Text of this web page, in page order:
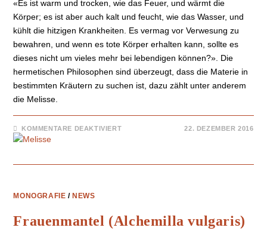
«Es ist warm und trocken, wie das Feuer, und wärmt die
Körper; es ist aber auch kalt und feucht, wie das Wasser, und
kühlt die hitzigen Krankheiten. Es vermag vor Verwesung zu
bewahren, und wenn es tote Körper erhalten kann, sollte es
dieses nicht um vieles mehr bei lebendigen können?». Die
hermetischen Philosophen sind überzeugt, dass die Materie in
bestimmten Kräutern zu suchen ist, dazu zählt unter anderem
die Melisse.
KOMMENTARE DEAKTIVIERT 22. DEZEMBER 2016
MONOGRAFIE / NEWS
Frauenmantel (Alchemilla vulgaris)